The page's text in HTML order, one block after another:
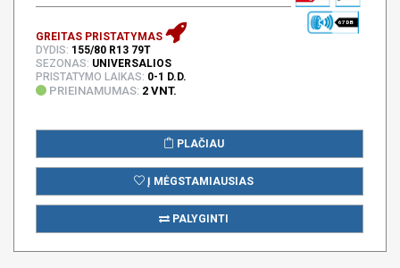
67 DB
GREITAS PRISTATYMAS
DYDIS: 155/80 R13 79T
SEZONAS: UNIVERSALIOS
PRISTATYMO LAIKAS: 0-1 D.D.
PRIEINAMUMAS: 2 VNT.
PLAČIAU
Į MĖGSTAMIAUSIAS
PALYGINTI